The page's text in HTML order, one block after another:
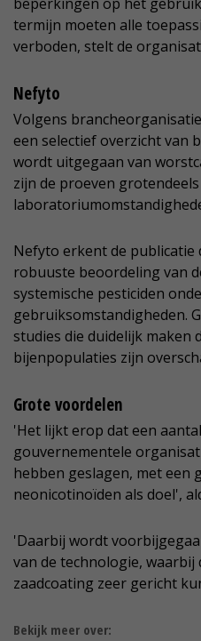
beperkingen op het
termijn moeten alle
verboden, stelt de
Nefyto
Volgens
een selectief overzicht van
wordt uitgegaan van
zijn de proeven
Nefyto erkent de publicatie
robuuste beoordeling van
systemische pesticiden
gebruiksomstandigheden.
studies die duidelijk maken
bijenpopulaties zijn
Grote voordelen
'Het lijkt erop dat een
gouvernementele
hebben geslagen, met een
neonicotinoïden als doel',
'Daarbij wordt
van de technologie, waarbij
zaadcoating zeer gericht
Bekijk meer over: